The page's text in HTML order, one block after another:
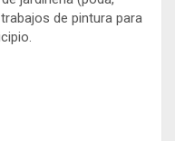
de pintura para